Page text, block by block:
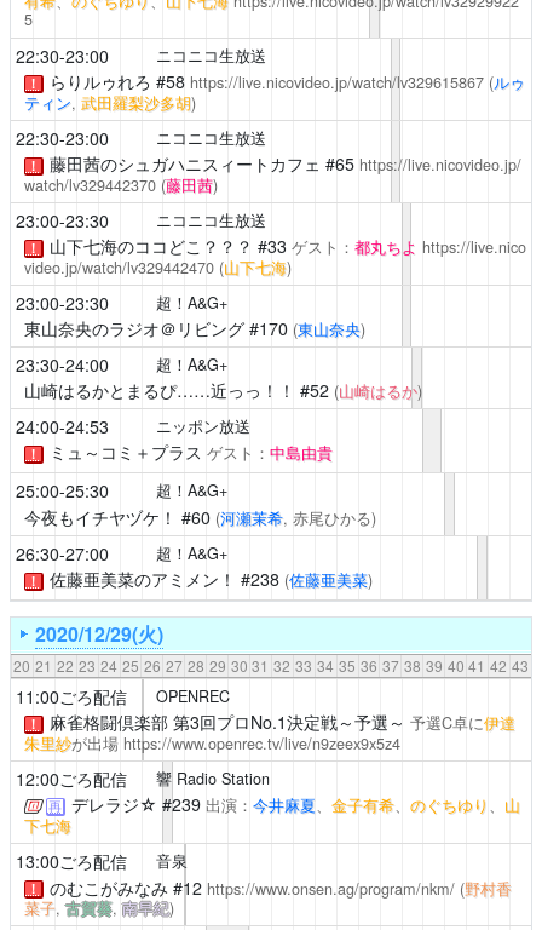
5
22:30-23:00 ニコニコ生放送
！ らりルゥれろ #58 https://live.nicovideo.jp/watch/lv329615867 (ルゥ
ティン, 武田羅梨沙多胡)
22:30-23:00 ニコニコ生放送
！ 藤田茜のシュガハニスィートカフェ #65 https://live.nicovideo.jp/
watch/lv329442370 (藤田茜)
23:00-23:30 ニコニコ生放送
！ 山下七海のココどこ？？？ #33 ゲスト： 都丸ちよ https://live.nico
video.jp/watch/lv329442470 (山下七海)
23:00-23:30 超！A&G+
東山奈央のラジオ＠リビング#170 (東山奈央)
23:30-24:00 超！A&G+
山崎はるかとまるぴ……近っっ！！ #52 (山崎はるか)
24:00-24:53 ニッポン放送
！ ミュ～コミ＋プラス ゲスト： 中島由貴
25:00-25:30 超！A&G+
今夜もイチヤヅケ！ #60 (河瀬茉希, 赤尾ひかる)
26:30-27:00 超！A&G+
！ 佐藤亜美菜のアミメン！ #238 (佐藤亜美菜)
2020/12/29(火)
20 21 22 23 24 25 26 27 28 29 30 31 32 33 34 35 36 37 38 39 40 41 42 43
11:00ごろ配信 OPENREC
！ 麻雀格闘倶楽部 第3回プロNo.1決定戦～予選～ 予選C卓に伊達
朱里紗が出場 https://www.openrec.tv/live/n9zeex9x5z4
12:00ごろ配信 響 Radio Station
再 デレラジ☆ #239 出演： 今井麻夏、 金子有希、 のぐちゆり 、 山
下七海
13:00ごろ配信 音泉
！ のむこがみなみ #12 https://www.onsen.ag/program/nkm/ (野村香
菜子,古賀葵,南早紀)